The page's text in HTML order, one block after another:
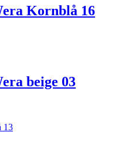
Kornblå 16
beige 03